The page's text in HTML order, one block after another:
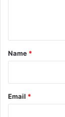
*
Name *
Email *